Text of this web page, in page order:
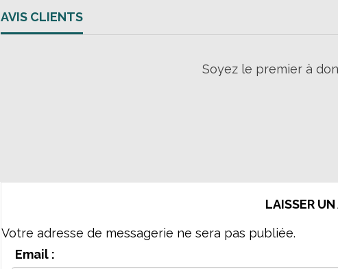
AVIS CLIENTS
Soyez le premier à
LAISSER UN
Votre adresse de messagerie ne sera pas publiée.
Email :